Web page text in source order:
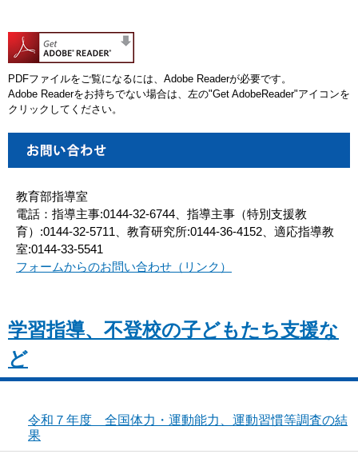
PDFファイルをご覧になるには、Adobe Readerが必要です。
Adobe Readerをお持ちでない場合は、左の"Get AdobeReader"アイコンを
クリックしてください。
教育部指導室
電話：指導主事:0144-32-6744、指導主事（特別支援教
育）:0144-32-5711、教育研究所:0144-36-4152、適応指導教
室:0144-33-5541
フォームからのお問い合わせ（リンク）
学習指導、不登校の子どもたち支援な
ど
令和７年度 全国体力・運動能力、運動習慣等調査の結
果